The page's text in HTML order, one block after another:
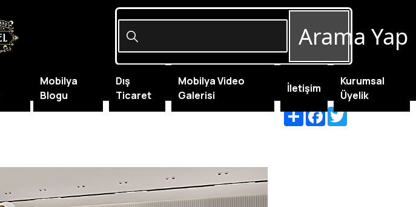
ShareFacebook
Twitter
Arama Yap
Mobilya
Blogu
Dış
Ticaret
Mobilya Video
Galerisi
İletişim
Kurumsal
Üyelik